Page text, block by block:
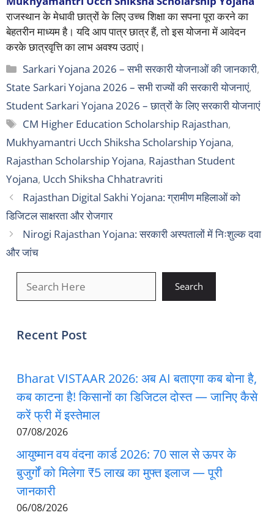
राजस्थान के मेधावी छात्रों के लिए उच्च शिक्षा का सपना पूरा करने का
बेहतरीन माध्यम है। यदि आप पात्र छात्र हैं, तो इस योजना में आवेदन
करके छात्रवृत्ति का लाभ अवश्य उठाएं।
Categories
Sarkari Yojana 2026 – सभी सरकारी योजनाओं की जानकारी,
State Sarkari Yojana 2026 – सभी राज्यों की सरकारी योजनाएं,
Student Sarkari Yojana 2026 – छात्रों के लिए सरकारी योजनाएं
Tags
CM Higher Education Scholarship Rajasthan,
Mukhyamantri Ucch Shiksha Scholarship Yojana,
Rajasthan Scholarship Yojana, Rajasthan Student
Yojana, Ucch Shiksha Chhatravriti
Rajasthan Digital Sakhi Yojana: ग्रामीण महिलाओं को
डिजिटल साक्षरता और रोजगार
Nirogi Rajasthan Yojana: सरकारी अस्पतालों में निःशुल्क दवा
और जांच
Search
Recent Post
Bharat VISTAAR 2026: अब AI बताएगा कब बोना है,
कब काटना है! किसानों का डिजिटल दोस्त — जानिए कैसे
करें फ्री में इस्तेमाल
07/08/2026
आयुष्मान वय वंदना कार्ड 2026: 70 साल से ऊपर के
बुजुर्गों को मिलेगा ₹5 लाख का मुफ्त इलाज — पूरी
जानकारी
06/08/2026